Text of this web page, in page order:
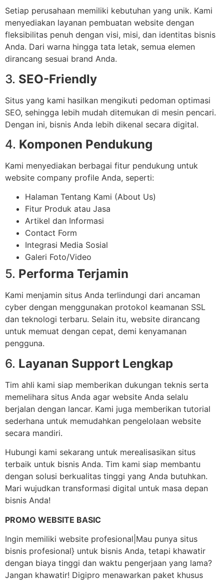
Setiap perusahaan memiliki kebutuhan yang unik. Kami
menyediakan layanan pembuatan website dengan
fleksibilitas penuh dengan visi, misi, dan identitas bisnis
Anda. Dari warna hingga tata letak, semua elemen
dirancang sesuai brand Anda.
3. SEO-Friendly
Situs yang kami hasilkan mengikuti pedoman optimasi
SEO, sehingga lebih mudah ditemukan di mesin pencari.
Dengan ini, bisnis Anda lebih dikenal secara digital.
4. Komponen Pendukung
Kami menyediakan berbagai fitur pendukung untuk
website company profile Anda, seperti:
Halaman Tentang Kami (About Us)
Fitur Produk atau Jasa
Artikel dan Informasi
Contact Form
Integrasi Media Sosial
Galeri Foto/Video
5. Performa Terjamin
Kami menjamin situs Anda terlindungi dari ancaman
cyber dengan menggunakan protokol keamanan SSL
dan teknologi terbaru. Selain itu, website dirancang
untuk memuat dengan cepat, demi kenyamanan
pengguna.
6. Layanan Support Lengkap
Tim ahli kami siap memberikan dukungan teknis serta
memelihara situs Anda agar website Anda selalu
berjalan dengan lancar. Kami juga memberikan tutorial
sederhana untuk memudahkan pengelolaan website
secara mandiri.
Hubungi kami sekarang untuk merealisasikan situs
terbaik untuk bisnis Anda. Tim kami siap membantu
dengan solusi berkualitas tinggi yang Anda butuhkan.
Mari wujudkan transformasi digital untuk masa depan
bisnis Anda!
PROMO WEBSITE BASIC
Ingin memiliki website profesional|Mau punya situs
bisnis profesional} untuk bisnis Anda, tetapi khawatir
dengan biaya tinggi dan waktu pengerjaan yang lama?
Jangan khawatir! Digipro menawarkan paket khusus